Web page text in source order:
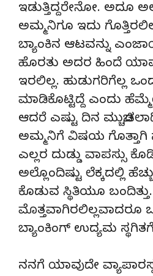
ಇಡುತ್ತಿದ್ದರೇನೋ. ಅದೂ
ಅಮ್ಮನಿಗೂ ಇದು
ಬ್ಯಾಂಕಿನ ಆಟವನ್ನು
ಹೊರತು ಅದರ ಹಿಂದೆ
ಇರಲಿಲ್ಲ. ಹುಡುಗರಿಗೆಲ್ಲ
ಮಾಡಿಕೊಟ್ಟಿದ್ದೆ ಎಂದು
ಆದರೆ ಎಷ್ಟು ದಿನ
ಅಮ್ಮನಿಗೆ ವಿಷಯ ಗೊತ್ತಾಗಿ
ಎಲ್ಲರ ದುಡ್ಡು ವಾಪಸ್ಸು
ಅಲ್ಲೊಂದಿಷ್ಟು ಲೆಕ್ಕದಲ್ಲಿ
ಕೊಡುವ ಸ್ಥಿತಿಯೂ
ಮೊತ್ತವಾಗಿರಲಿಲ್ಲವಾದರೂ
ಬ್ಯಾಂಕಿಂಗ್ ಉದ್ಯಮ
ನನಗೆ ಯಾವುದೇ